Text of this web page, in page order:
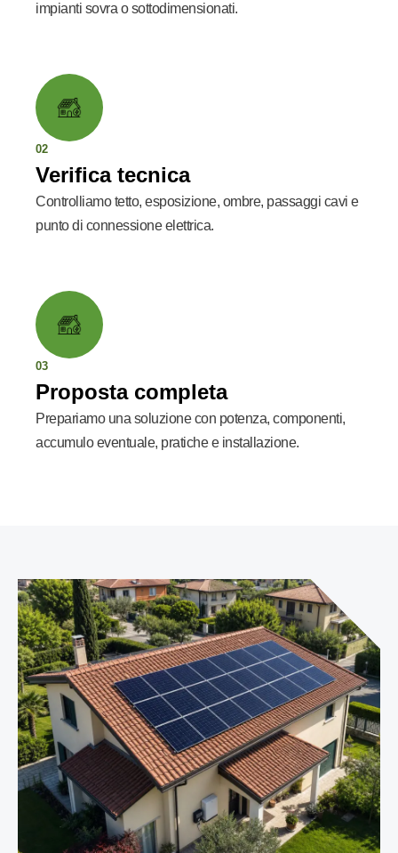
impianti sovra o sottodimensionati.
02
Verifica tecnica
Controlliamo tetto, esposizione, ombre, passaggi cavi e
punto di connessione elettrica.
03
Proposta completa
Prepariamo una soluzione con potenza, componenti,
accumulo eventuale, pratiche e installazione.